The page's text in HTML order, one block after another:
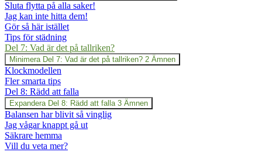
Sluta flytta på alla saker!
Jag kan inte hitta dem!
Gör så här istället
Tips för städning
Del 7: Vad är det på tallriken?
Minimera Del 7: Vad är det på tallriken? 2 Ämnen
Klockmodellen
Fler smarta tips
Del 8: Rädd att falla
Expandera Del 8: Rädd att falla 3 Ämnen
Balansen har blivit så vinglig
Jag vågar knappt gå ut
Säkrare hemma
Vill du veta mer?